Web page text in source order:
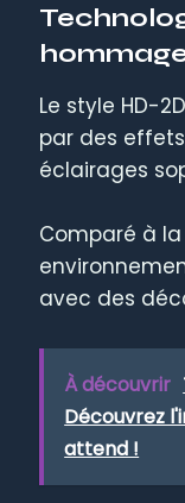
Le style HD-
par des
éclairages
Comparé à la
avec des
À découvrir
Découvrez
attend !